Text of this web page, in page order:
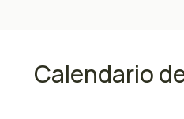
Calendario